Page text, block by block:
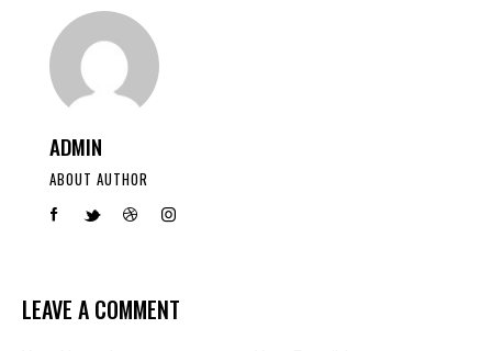
ADMIN
ABOUT AUTHOR
LEAVE A COMMENT